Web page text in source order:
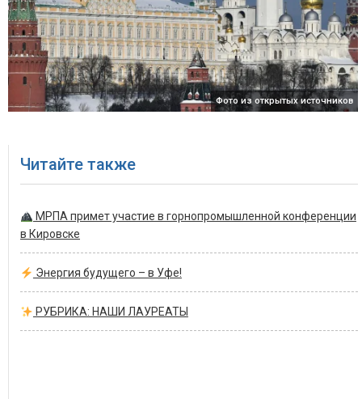
Фото из открытых источников
Читайте также
МРПА примет участие в горнопромышленной конференции
в Кировске
Энергия будущего – в Уфе!
РУБРИКА: НАШИ ЛАУРЕАТЫ